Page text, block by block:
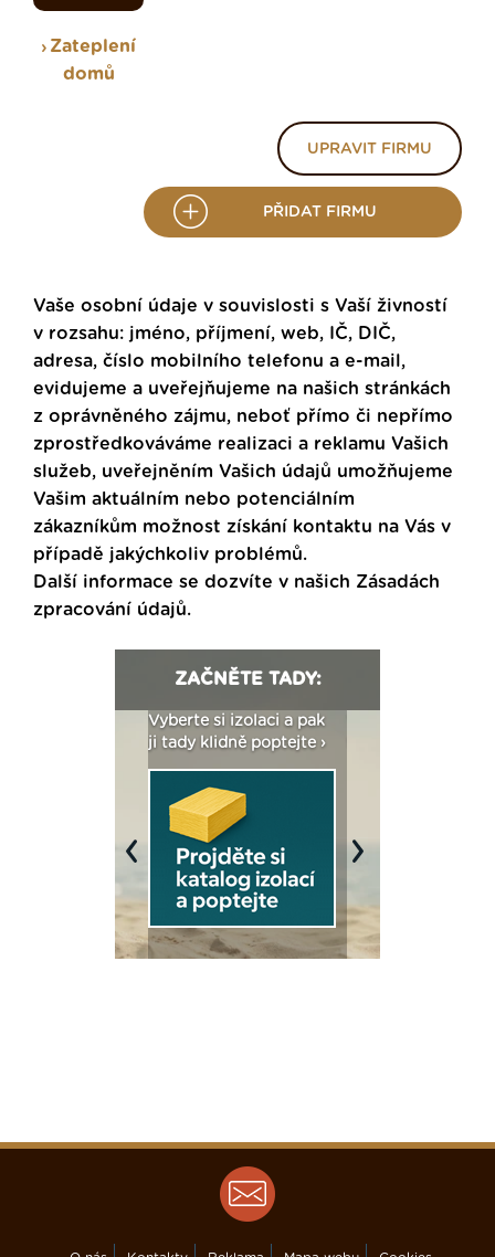
Zateplení
domů
UPRAVIT FIRMU
PŘIDAT FIRMU
Vaše osobní údaje v souvislosti s Vaší živností
v rozsahu: jméno, příjmení, web, IČ, DIČ,
adresa, číslo mobilního telefonu a e-mail,
evidujeme a uveřejňujeme na našich stránkách
z oprávněného zájmu, neboť přímo či nepřímo
zprostředkováváme realizaci a reklamu Vašich
služeb, uveřejněním Vašich údajů umožňujeme
Vašim aktuálním nebo potenciálním
zákazníkům možnost získání kontaktu na Vás v
případě jakýchkoliv problémů.
Další informace se dozvíte v našich Zásadách
zpracování údajů.
ZAČNĚTE TADY:
Vyberte si izolaci a pak
ji tady klidně poptejte ›
Previous Next